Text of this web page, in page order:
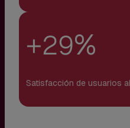
+29%
Satisfacción de usuarios